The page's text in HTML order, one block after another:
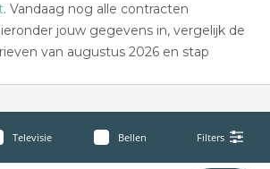
. Vandaag nog alle contracten
jouw gegevens in, vergelijk de
van augustus 2026 en stap
Televisie Bellen Filters